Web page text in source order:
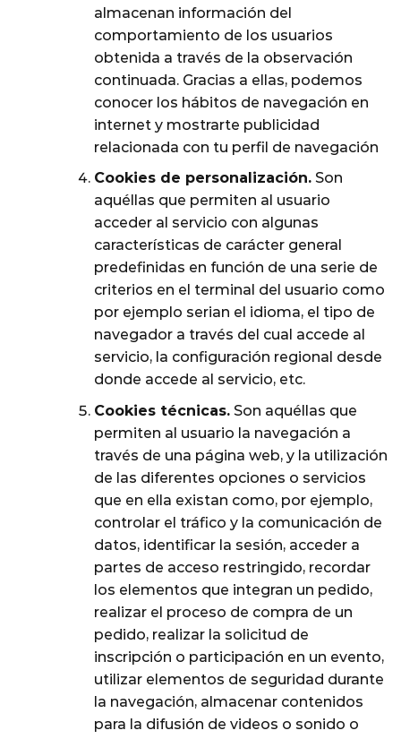
almacenan información del
comportamiento de los usuarios
obtenida a través de la observación
continuada. Gracias a ellas, podemos
conocer los hábitos de navegación en
internet y mostrarte publicidad
relacionada con tu perfil de navegación
Cookies de personalización.Son
aquéllas que permiten al usuario
acceder al servicio con algunas
características de carácter general
predefinidas en función de una serie de
criterios en el terminal del usuario como
por ejemplo serian el idioma, el tipo de
navegador a través del cual accede al
servicio, la configuración regional desde
donde accede al servicio, etc.
Cookies técnicas.Son aquéllas que
permiten al usuario la navegación a
través de una página web, y la utilización
de las diferentes opciones o servicios
que en ella existan como, por ejemplo,
controlar el tráfico y la comunicación de
datos, identificar la sesión, acceder a
partes de acceso restringido, recordar
los elementos que integran un pedido,
realizar el proceso de compra de un
pedido, realizar la solicitud de
inscripción o participación en un evento,
utilizar elementos de seguridad durante
la navegación, almacenar contenidos
para la difusión de videos o sonido o